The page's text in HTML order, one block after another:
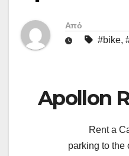
Από
#bike,
Apollon
Rent a
parking to the